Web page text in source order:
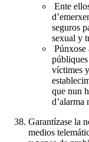
Ente
seguros
sexual y
Púnxose
víctimes
que nun
d’alarma
Garantízase la
medios